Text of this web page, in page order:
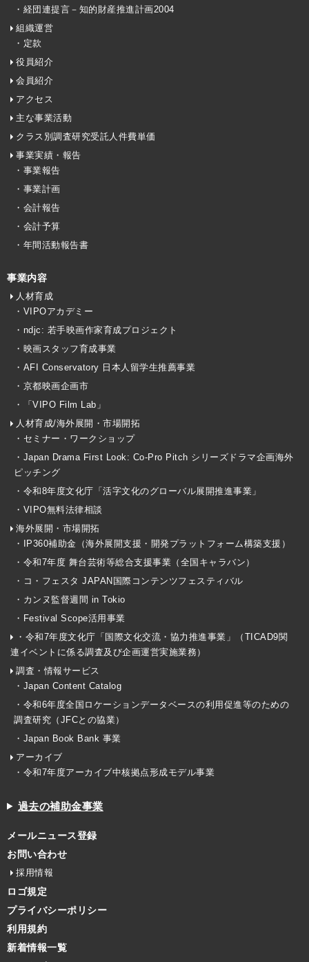
・経団連提言－知的財産推進計画2004
組織運営
・定款
役員紹介
会員紹介
アクセス
主な事業活動
クラス別調査研究受託人件費単価
事業実績・報告
・事業報告
・事業計画
・会計報告
・会計予算
・年間活動報告書
事業内容
人材育成
・VIPOアカデミー
・ndjc: 若手映画作家育成プロジェクト
・映画スタッフ育成事業
・AFI Conservatory 日本人留学生推薦事業
・京都映画企画市
・「VIPO Film Lab」
人材育成/海外展開・市場開拓
・セミナー・ワークショップ
・Japan Drama First Look: Co-Pro Pitch シリーズドラマ企画海外
ピッチング
・令和8年度文化庁「活字文化のグローバル展開推進事業」
・VIPO無料法律相談
海外展開・市場開拓
・IP360補助金（海外展開支援・開発プラットフォーム構築支援）
・令和7年度 舞台芸術等総合支援事業（全国キャラバン）
・コ・フェスタ JAPAN国際コンテンツフェスティバル
・カンヌ監督週間 in Tokio
・Festival Scope活用事業
・令和7年度文化庁「国際文化交流・協力推進事業」（TICAD9関
連イベントに係る調査及び企画運営実施業務）
調査・情報サービス
・Japan Content Catalog
・令和6年度全国ロケーションデータベースの利用促進等のための
調査研究（JFCとの協業）
・Japan Book Bank 事業
アーカイブ
・令和7年度アーカイブ中核拠点形成モデル事業
過去の補助金事業
メールニュース登録
お問い合わせ
採用情報
ロゴ規定
プライバシーポリシー
利用規約
新着情報一覧